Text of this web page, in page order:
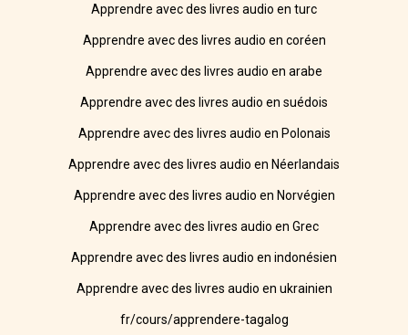
Apprendre avec des livres audio en turc
Apprendre avec des livres audio en coréen
Apprendre avec des livres audio en arabe
Apprendre avec des livres audio en suédois
Apprendre avec des livres audio en Polonais
Apprendre avec des livres audio en Néerlandais
Apprendre avec des livres audio en Norvégien
Apprendre avec des livres audio en Grec
Apprendre avec des livres audio en indonésien
Apprendre avec des livres audio en ukrainien
fr/cours/apprendere-tagalog